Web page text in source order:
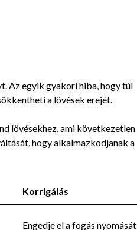
Az egyik gyakori hiba, hogy túl
a lövések erejét.
lövésekhez, ami következetlen
hogy alkalmazkodjanak a
Korrigálás
Engedje el a fogás nyomását